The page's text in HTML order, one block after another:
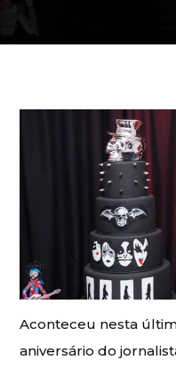
Aconteceu nesta
aniversário do